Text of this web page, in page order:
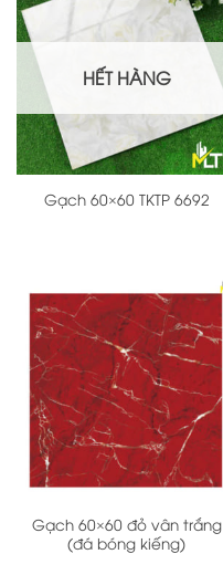
HẾT HÀNG
Gạch 60×60 TKTP 6692
Gạch 60×60 đỏ vân trắng
(đá bóng kiếng)